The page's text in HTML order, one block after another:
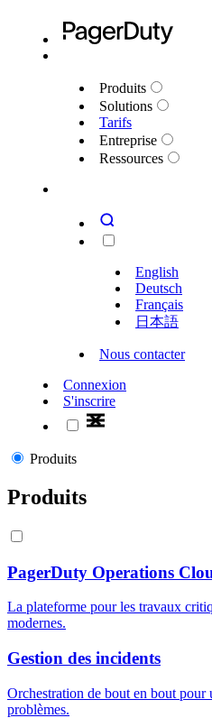
Produits
Solutions
Tarifs
Entreprise
Ressources
English
Deutsch
Français
日本語
Nous contacter
Connexion
S'inscrire
Produits
Produits
PagerDuty Operations
La plateforme pour les travaux
modernes.
Gestion des incidents
Orchestration de bout en bout pour
problèmes.